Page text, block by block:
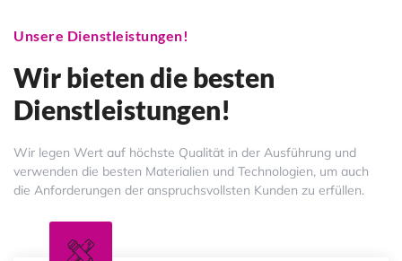
Unsere Dienstleistungen!
Wir bieten die besten
Dienstleistungen!
Wir legen Wert auf höchste Qualität in der Ausführung und
verwenden die besten Materialien und Technologien, um auch
die Anforderungen der anspruchsvollsten Kunden zu erfüllen.